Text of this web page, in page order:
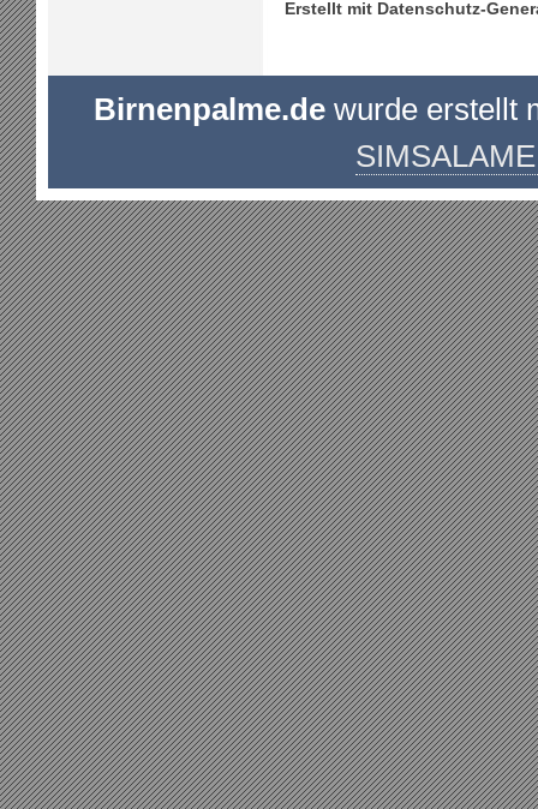
Erstellt mit Datenschutz-
Birnenpalme.de wurde erstellt